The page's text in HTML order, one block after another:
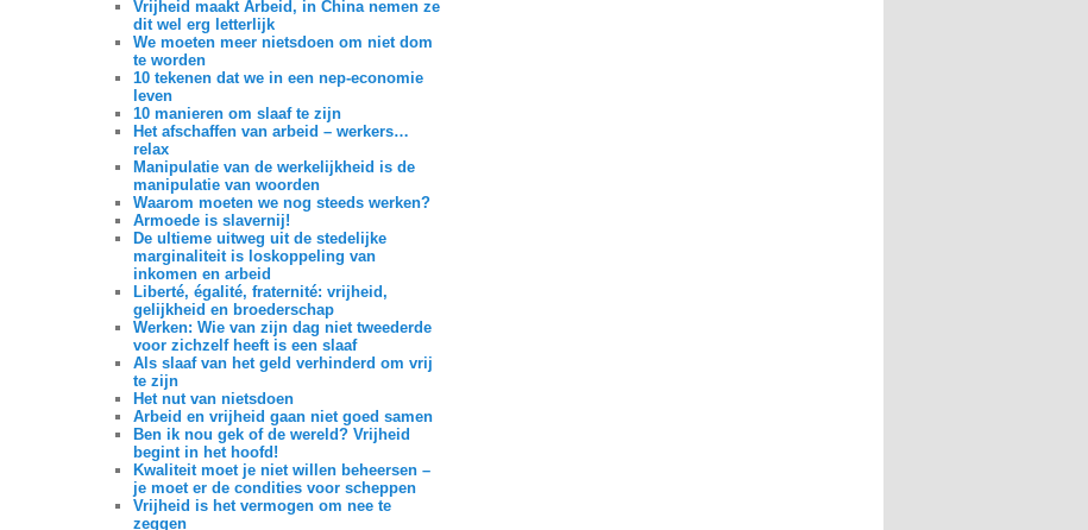
Vrijheid maakt Arbeid, in China nemen ze
dit wel erg letterlijk
We moeten meer nietsdoen om niet dom
te worden
10 tekenen dat we in een nep-economie
leven
10 manieren om slaaf te zijn
Het afschaffen van arbeid – werkers…
relax
Manipulatie van de werkelijkheid is de
manipulatie van woorden
Waarom moeten we nog steeds werken?
Armoede is slavernij!
De ultieme uitweg uit de stedelijke
marginaliteit is loskoppeling van
inkomen en arbeid
Liberté, égalité, fraternité: vrijheid,
gelijkheid en broederschap
Werken: Wie van zijn dag niet tweederde
voor zichzelf heeft is een slaaf
Als slaaf van het geld verhinderd om vrij
te zijn
Het nut van nietsdoen
Arbeid en vrijheid gaan niet goed samen
Ben ik nou gek of de wereld? Vrijheid
begint in het hoofd!
Kwaliteit moet je niet willen beheersen –
je moet er de condities voor scheppen
Vrijheid is het vermogen om nee te
zeggen